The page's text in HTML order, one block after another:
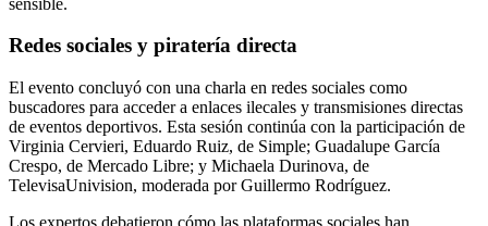
Redes sociales y piratería directa
El evento concluyó con una charla en redes sociales como
buscadores para acceder a enlaces ilecales y transmisiones directas
de eventos deportivos. Esta sesión continúa con la participación de
Virginia Cervieri, Eduardo Ruiz, de Simple; Guadalupe García
Crespo, de Mercado Libre; y Michaela Durinova, de
TelevisaUnivision, moderada por Guillermo Rodríguez.
Los expertos debatieron cómo las plataformas sociales han